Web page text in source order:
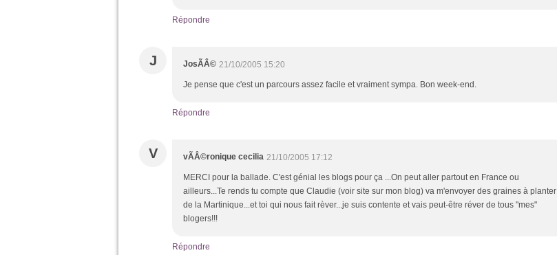
Répondre
J JosÃÂ© 21/10/2005 15:20
Je pense que c'est un parcours assez facile et vraiment sympa. Bon week-end.
Répondre
V vÃÂ©ronique cecilia 21/10/2005 17:12
MERCI pour la ballade. C'est génial les blogs pour ça ...On peut aller partout en France ou
ailleurs...Te rends tu compte que Claudie (voir site sur mon blog) va m'envoyer des graines à planter
de la Martinique...et toi qui nous fait rèver...je suis contente et vais peut-être réver de tous "mes"
blogers!!!
Répondre